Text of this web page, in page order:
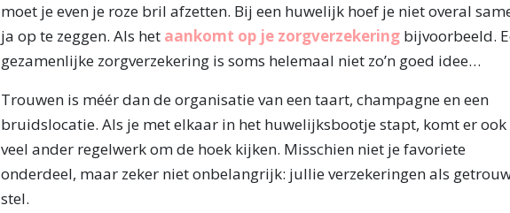
moet je even je roze bril afzetten. Bij een huwelijk hoef je niet overal
ja op te zeggen. Als het aankomt op je zorgverzekering bijvoorbeeld.
gezamenlijke zorgverzekering is soms helemaal niet zo’n goed idee…
Trouwen is méér dan de organisatie van een taart, champagne en een
bruidslocatie. Als je met elkaar in het huwelijksbootje stapt, komt er ook
veel ander regelwerk om de hoek kijken. Misschien niet je favoriete
onderdeel, maar zeker niet onbelangrijk: jullie verzekeringen als
stel.